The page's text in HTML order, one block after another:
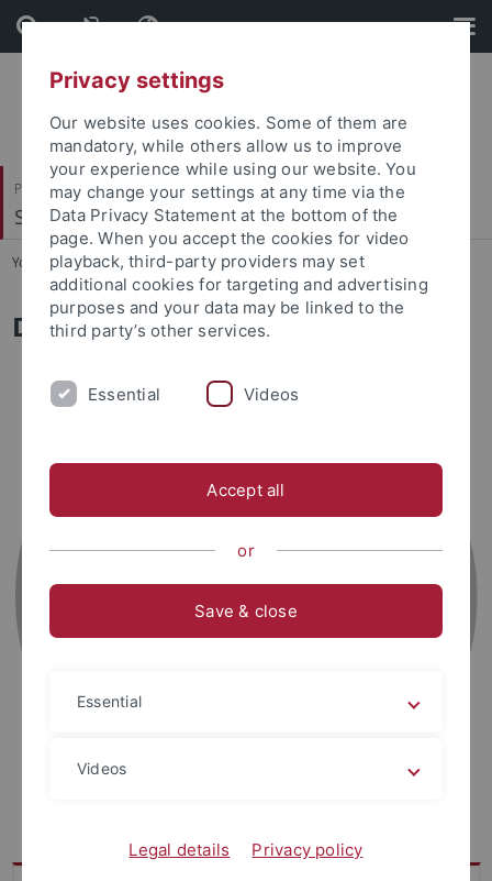
Skip
to
content
Skip
to
footer
Philosophische Fakultät
Seminar für Allgemeine Rhetorik
You are here: Startseite ... Fabian Erhardt
Dr. Fabian Erhardt
Privacy settings
Our website uses cookies. Some of them are
mandatory, while others allow us to improve
your experience while using our website. You
may change your settings at any time via the
Data Privacy Statement at the bottom of the
page. When you accept the cookies for video
playback, third-party providers may set
additional cookies for targeting and advertising
purposes and your data may be linked to the
third party’s other services.
Essential Videos
Accept all
or
Save & close
Essential
Videos
Legal details Privacy policy